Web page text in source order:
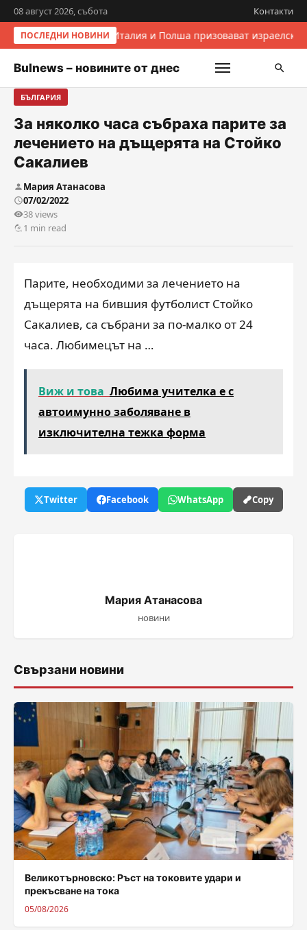
08 август 2026, събота Контакти
ПОСЛЕДНИ НОВИНИ Италия и Полша призовават
Bulnews – новините от днес
БЪЛГАРИЯ
За няколко часа събраха парите за
лечението на дъщерята на Стойко
Сакалиев
Мария Атанасова
07/02/2022
38 views
1 min read
Парите, необходими за лечението на
дъщерята на бившия футболист Стойко
Сакалиев, са събрани за по-малко от 24
часа. Любимецът на …
Виж и това Любима учителка е с
автоимунно заболяване в
изключителна тежка форма
Twitter Facebook WhatsApp Copy
Мария Атанасова
новини
Свързани новини
Великотърновско: Ръст на токовите удари и
прекъсване на тока
05/08/2026